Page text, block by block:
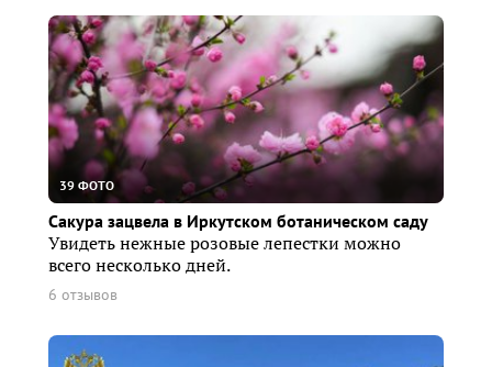
39 ФОТО
Сакура зацвела в Иркутском ботаническом саду
Увидеть нежные розовые лепестки можно
всего несколько дней.
6 отзывов